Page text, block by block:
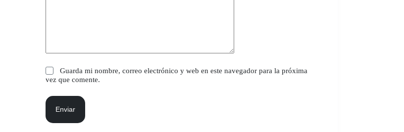
Guarda mi nombre, correo electrónico y web en este navegador para la próxima
vez que comente.
Enviar